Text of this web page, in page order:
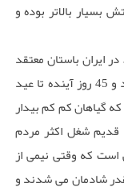
بسیار بالاتر بوده و
ایران باستان معتقد
بودند که در 15 بهمن ماه سرما شکسته می شود و 45 روز آینده تا عید
گیاهان کم کم بیدار
شغل اکثر مردم
که وقتی نیمی از
شادمان می شدند و